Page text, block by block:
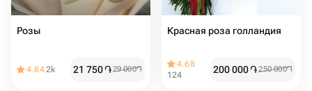
Розы
4.842k 21 750֏29 000֏
Красная роза голландия
4.68
124
200 000֏250 000֏